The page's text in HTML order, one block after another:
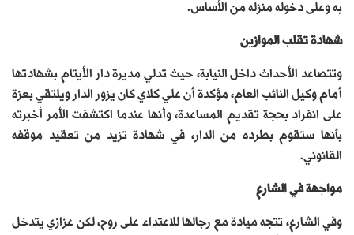
به وعلى دخوله منزله من الأساس.
شهادة تقلب الموازين
وتتصاعد الأحداث داخل النيابة، حيث تدلي مديرة دار الأيتام بشهادتها
أمام وكيل النائب العام، مؤكدة أن علي كلاي كان يزور الدار ويلتقي بعزة
على انفراد بحجة تقديم المساعدة، وأنها عندما اكتشفت الأمر أخبرته
بأنها ستقوم بطرده من الدار، في شهادة تزيد من تعقيد موقفه
القانوني.
مواجهة في الشارع
وفي الشارع، تتجه ميادة مع رجالها للاعتداء على روح، لكن عزازي يتدخل